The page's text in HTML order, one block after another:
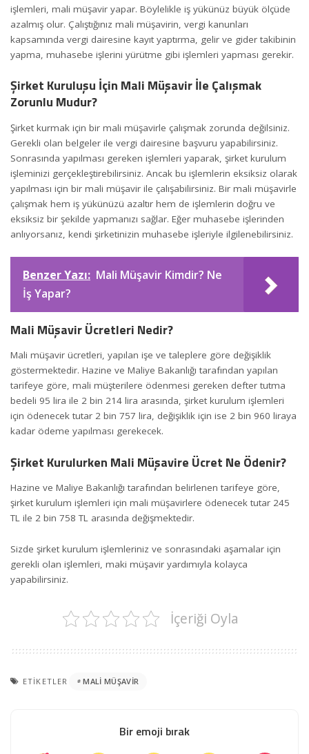
işlemleri, mali müşavir yapar. Böylelikle iş yükünüz büyük ölçüde
azalmış olur. Çalıştığınız mali müşavirin, vergi kanunları
kapsamında vergi dairesine kayıt yaptırma, gelir ve gider takibinin
yapma, muhasebe işlerini yürütme gibi işlemleri yapması gerekir.
Şirket Kuruluşu İçin Mali Müşavir İle Çalışmak
Zorunlu Mudur?
Şirket kurmak için bir mali müşavirle çalışmak zorunda değilsiniz.
Gerekli olan belgeler ile vergi dairesine başvuru yapabilirsiniz.
Sonrasında yapılması gereken işlemleri yaparak, şirket kurulum
işleminizi gerçekleştirebilirsiniz. Ancak bu işlemlerin eksiksiz olarak
yapılması için bir mali müşavir ile çalışabilirsiniz. Bir mali müşavirle
çalışmak hem iş yükünüzü azaltır hem de işlemlerin doğru ve
eksiksiz bir şekilde yapmanızı sağlar. Eğer muhasebe işlerinden
anlıyorsanız, kendi şirketinizin muhasebe işleriyle ilgilenebilirsiniz.
Benzer Yazı: Mali Müşavir Kimdir? Ne
İş Yapar?
Mali Müşavir Ücretleri Nedir?
Mali müşavir ücretleri, yapılan işe ve taleplere göre değişiklik
göstermektedir. Hazine ve Maliye Bakanlığı tarafından yapılan
tarifeye göre, mali müşterilere ödenmesi gereken defter tutma
bedeli 95 lira ile 2 bin 214 lira arasında, şirket kurulum işlemleri
için ödenecek tutar 2 bin 757 lira, değişiklik için ise 2 bin 960 liraya
kadar ödeme yapılması gerekecek.
Şirket Kurulurken Mali Müşavire Ücret Ne Ödenir?
Hazine ve Maliye Bakanlığı tarafından belirlenen tarifeye göre,
şirket kurulum işlemleri için mali müşavirlere ödenecek tutar 245
TL ile 2 bin 758 TL arasında değişmektedir.
Sizde şirket kurulum işlemleriniz ve sonrasındaki aşamalar için
gerekli olan işlemleri, maki müşavir yardımıyla kolayca
yapabilirsiniz.
İçeriği Oyla
ETIKETLER MALI MÜŞAVIR
Bir emoji bırak